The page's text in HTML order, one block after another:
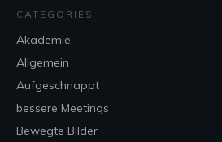
CATEGORIES
Akademie
Allgemein
Aufgeschnappt
bessere Meetings
Bewegte Bilder